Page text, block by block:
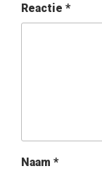
Reactie *
Naam *